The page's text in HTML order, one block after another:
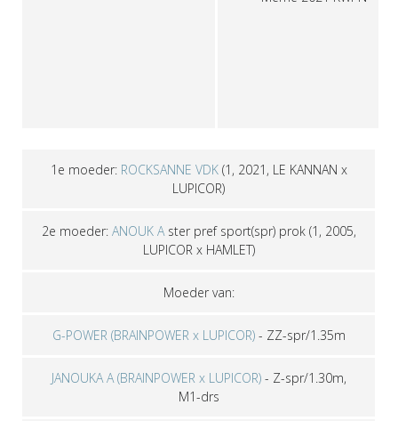
1e moeder: ROCKSANNE VDK (1, 2021, LE KANNAN x
LUPICOR)
2e moeder: ANOUK A ster pref sport(spr) prok (1, 2005,
LUPICOR x HAMLET)
Moeder van:
G-POWER (BRAINPOWER x LUPICOR)- ZZ-spr/1.35m
JANOUKA A (BRAINPOWER x LUPICOR)- Z-spr/1.30m,
M1-drs